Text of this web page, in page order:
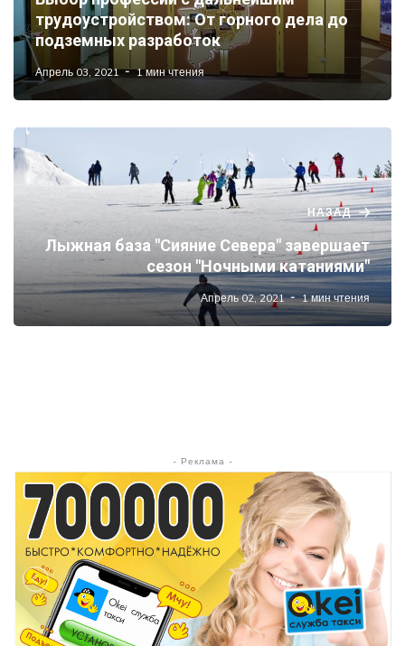
трудоустройством: От горного дела до
подземных разработок
Апрель 03, 2021 1 мин чтения
НАЗАД
Лыжная база "Сияние Севера" завершает
сезон "Ночными катаниями"
Апрель 02, 2021 1 мин чтения
- Реклама -